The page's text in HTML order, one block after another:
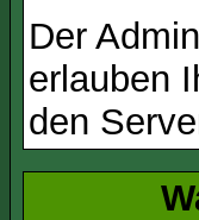
Der
erlauben
den